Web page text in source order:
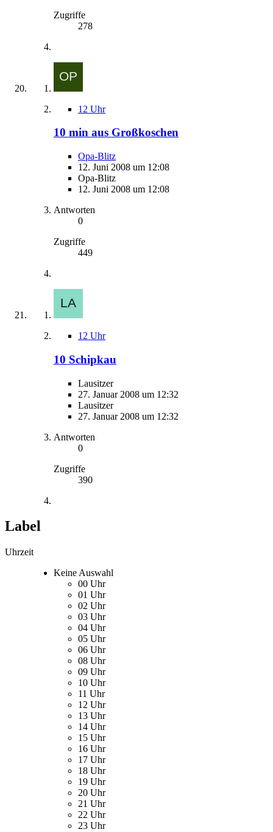
Zugriffe
278
12 Uhr
10 min aus Großkoschen
Opa-Blitz
12. Juni 2008 um 12:08
Opa-Blitz
12. Juni 2008 um 12:08
Antworten
0
Zugriffe
449
12 Uhr
10 Schipkau
Lausitzer
27. Januar 2008 um 12:32
Lausitzer
27. Januar 2008 um 12:32
Antworten
0
Zugriffe
390
Label
Uhrzeit
Keine Auswahl
00 Uhr
01 Uhr
02 Uhr
03 Uhr
04 Uhr
05 Uhr
06 Uhr
08 Uhr
09 Uhr
10 Uhr
11 Uhr
12 Uhr
13 Uhr
14 Uhr
15 Uhr
16 Uhr
17 Uhr
18 Uhr
19 Uhr
20 Uhr
21 Uhr
22 Uhr
23 Uhr